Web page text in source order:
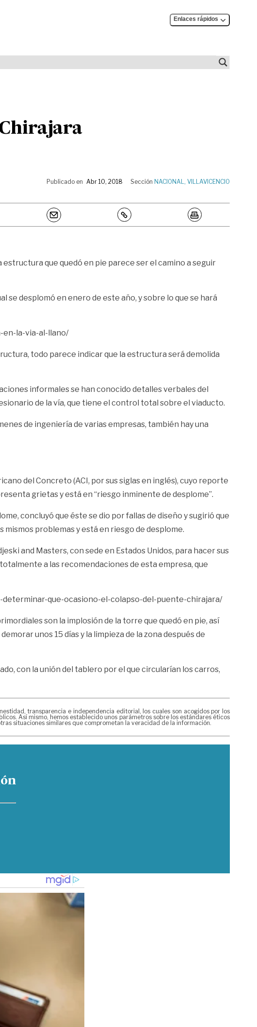
Enlaces rápidos
Publicado en Abr 10, 2018 Sección NACIONAL , VILLAVICENCIO
que quedó en pie parece ser el camino a seguir
se desplomó en enero de este año, y sobre lo que se hará
la-via-al-llano/
todo parece indicar que la estructura será demolida
informales se han conocido detalles verbales del
de la vía, que tiene el control total sobre el viaducto.
de ingeniería de varias empresas, también hay una
del Concreto (ACI, por sus siglas en inglés), cuyo reporte
grietas y está en “riesgo inminente de desplome”.
concluyó que éste se dio por fallas de diseño y sugirió que
mismos problemas y está en riesgo de desplome.
and Masters, con sede en Estados Unidos, para hacer sus
a las recomendaciones de esta empresa, que
que-ocasiono-el-colapso-del-puente-chirajara/
son la implosión de la torre que quedó en pie, así
unos 15 días y la limpieza de la zona después de
con la unión del tablero por el que circularían los carros,
transparencia e independencia editorial, los cuales son acogidos por los
Así mismo, hemos establecido unos parámetros sobre los estándares éticos
situaciones similares que comprometan la veracidad de la información.